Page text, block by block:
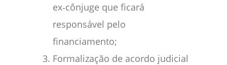
ex‑cônjuge que ficará
responsável pelo
financiamento;
Formalização de acordo judicial